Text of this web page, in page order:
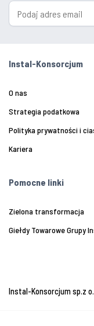
Instal-Konsorcjum
O nas
Strategia podatkowa
Polityka prywatności i
Kariera
Pomocne linki
Zielona transformacja
Giełdy Towarowe Grupy
Instal-Konsorcjum sp.z